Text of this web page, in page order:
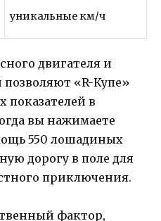
уникальные км/ч
двигателя и
«R-Купе»
показателей в
вы нажимаете
550 лошадиных
дорогу в поле для
приключения.
фактор,